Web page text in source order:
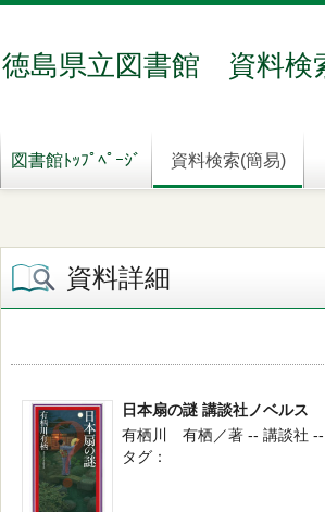
徳島県立図書館 資料検
図書館ﾄｯﾌﾟﾍﾟｰｼﾞ 資料検索(簡易)
資料詳細
日本扇の謎 講談社ノベルス
有栖川 有栖／著 -- 講談社 --
タグ